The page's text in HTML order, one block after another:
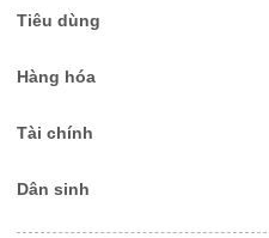
Tiêu dùng
Hàng hóa
Tài chính
Dân sinh